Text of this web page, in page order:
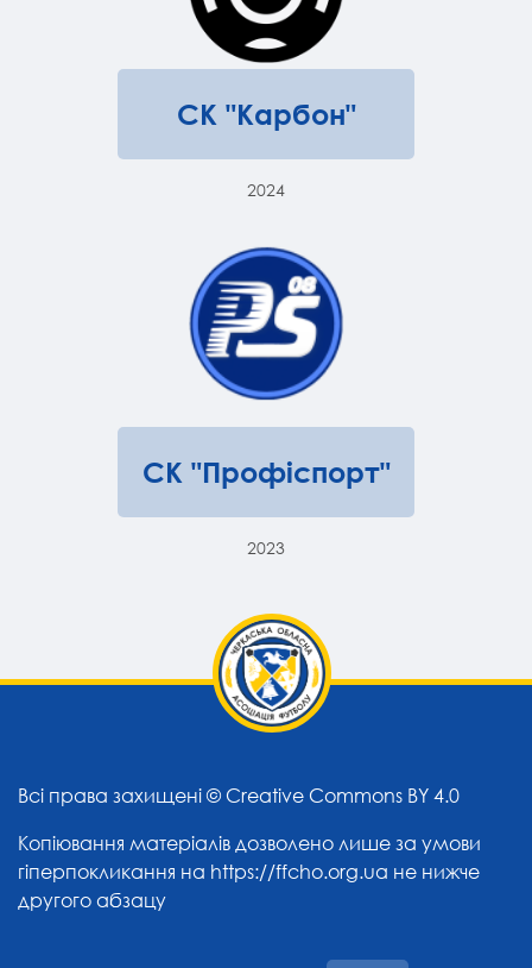
СК "Карбон"
2024
СК "Профіспорт"
2023
Всі права захищені © Creative Commons BY 4.0
Копіювання матеріалів дозволено лише за умови
гіперпокликання на https://ffcho.org.ua не нижче
другого абзацу